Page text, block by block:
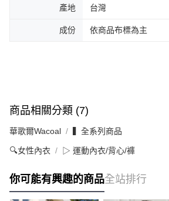
產地 台灣
成份 依商品布標為主
商品相關分類 (7)
華歌爾Wacoal ▍全系列商品
🔍女性內衣 ▷ 運動內衣/背心/褲
你可能有興趣的商品全站排行